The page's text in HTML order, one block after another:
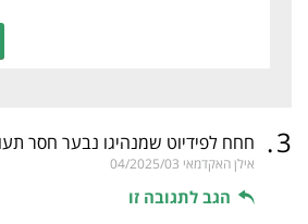
3
. חחח לפידיוט שמנהיגו נבער חסר
אילן האקדמאי 04/2025/03
הגב לתגובה זו